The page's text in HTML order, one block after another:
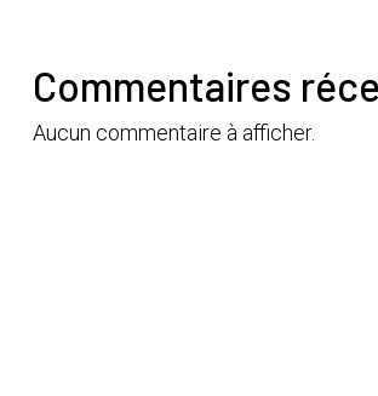
Commentaires
Aucun commentaire à afficher.